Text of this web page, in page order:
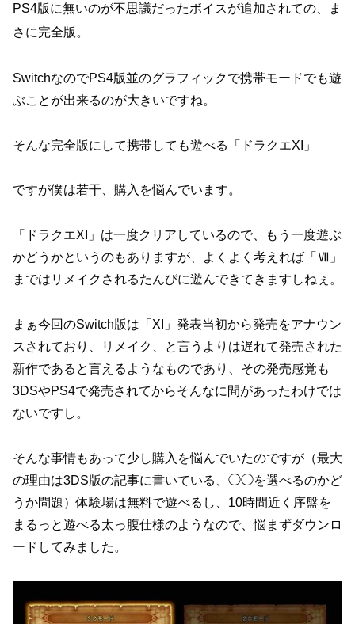
PS4版に無いのが不思議だったボイスが追加されての、ま
さに完全版。
SwitchなのでPS4版並のグラフィックで携帯モードでも遊
ぶことが出来るのが大きいですね。
そんな完全版にして携帯しても遊べる「ドラクエXI」
ですが僕は若干、購入を悩んでいます。
「ドラクエXI」は一度クリアしているので、もう一度遊ぶ
かどうかというのもありますが、よくよく考えれば「Ⅶ」
まではリメイクされるたんびに遊んできてきますしねぇ。
まぁ今回のSwitch版は「XI」発表当初から発売をアナウン
スされており、リメイク、と言うよりは遅れて発売された
新作であると言えるようなものであり、その発売感覚も
3DSやPS4で発売されてからそんなに間があったわけでは
ないですし。
そんな事情もあって少し購入を悩んでいたのですが（最大
の理由は3DS版の記事に書いている、◯◯を選べるのかど
うか問題）体験場は無料で遊べるし、10時間近く序盤を
まるっと遊べる太っ腹仕様のようなので、悩まずダウンロ
ードしてみました。